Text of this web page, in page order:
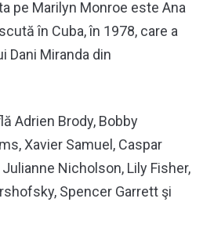
pe Marilyn Monroe este Ana
în Cuba, în 1978, care a
Dani Miranda din
Adrien Brody, Bobby
Xavier Samuel, Caspar
Nicholson, Lily Fisher,
Spencer Garrett şi